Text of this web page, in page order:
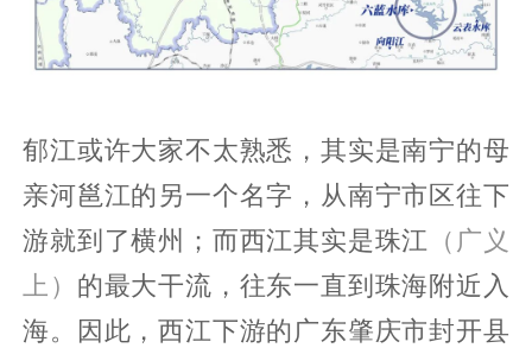
郁江或许大家不太熟悉，其实是南宁的母
亲河邕江的另一个名字，从南宁市区往下
游就到了横州；而西江其实是珠江 （广义
上） 的最大干流，往东一直到珠海附近入
海。因此，西江下游的广东肇庆市封开县